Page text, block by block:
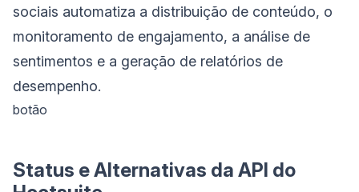
sociais automatiza a distribuição de conteúdo, o
monitoramento de engajamento, a análise de
sentimentos e a geração de relatórios de
desempenho.
botão
Status e Alternativas da API do